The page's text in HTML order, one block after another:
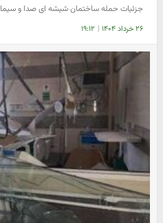
جزئیات حمله ساختمان شیشه ای صدا و سیما
۲۶ خرداد ۱۴۰۴ | ۱۹:۱۲